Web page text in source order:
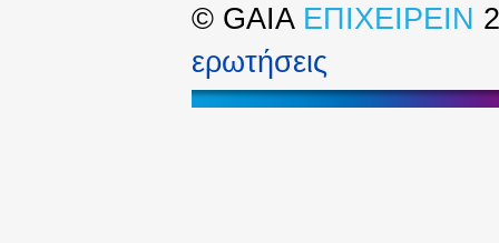
© GAIA ΕΠΙΧΕΙΡΕΙΝ
ερωτήσεις